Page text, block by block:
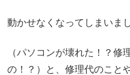
動かせなくなってしまいまし
（パソコンが壊れた！？修
の！？）と、修理代のこと